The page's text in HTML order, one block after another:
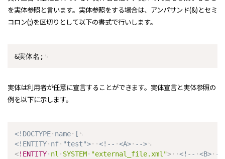
を実体参照と言います。実体参照をする場合は、アンパサンド(&)とセミ
コロン(;)を区切りとして以下の書式で行いします。
&実体名;
実体は利用者が任意に宣言することができます。実体宣言と実体参照の
例を以下に示します。
<!DOCTYPE name
[
<!ENTITY nf "test"> <!-- <A>
-->
<!ENTITY nl SYSTEM "external_file.xml"> <!-- <B>
--